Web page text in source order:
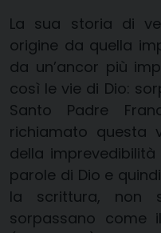
La sua storia di
origine da quella
da un’ancor più
così le vie di Dio:
Santo Padre
richiamato questa
della
parole di Dio e
la scrittura, non
sorpassano come